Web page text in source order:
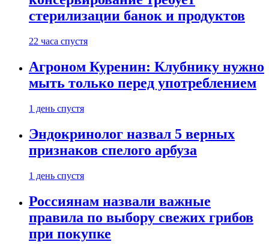
стерилизации банок и продуктов
22 часа спустя
Агроном Куренин: Клубнику нужно
мыть только перед употреблением
1 день спустя
Эндокринолог назвал 5 верных
признаков спелого арбуза
1 день спустя
Россиянам назвали важные
правила по выбору свежих грибов
при покупке